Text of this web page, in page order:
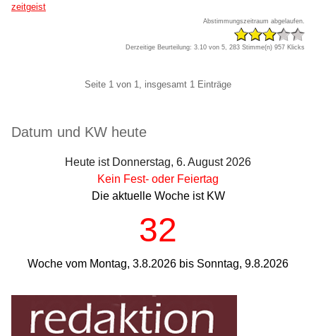
zeitgeist
Abstimmungszeitraum abgelaufen.
Derzeitige Beurteilung: 3.10 von 5, 283 Stimme(n) 957 Klicks
Seite 1 von 1, insgesamt 1 Einträge
Seitenleiste
Datum und KW heute
Heute ist Donnerstag, 6. August 2026
Kein Fest- oder Feiertag
Die aktuelle Woche ist KW
32
Woche vom Montag, 3.8.2026 bis Sonntag, 9.8.2026